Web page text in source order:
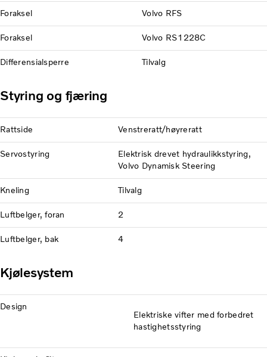
Foraksel Volvo RFS
Foraksel Volvo RS1228C
Differensialsperre Tilvalg
Styring og fjæring
Rattside Venstreratt/høyreratt
Servostyring
Elektrisk drevet hydraulikkstyring,
Volvo Dynamisk Steering
Kneling Tilvalg
Luftbelger, foran 2
Luftbelger, bak 4
Kjølesystem
Design
Elektriske vifter med forbedret
hastighetsstyring